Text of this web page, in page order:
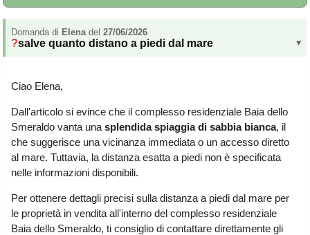
Domanda di Elenadel 27/06/2026
salve quanto distano a piedi dal mare ▸
Ciao Elena,
Dall'articolo si evince che il complesso residenziale Baia dello
Smeraldo vanta una splendida spiaggia di sabbia bianca, il
che suggerisce una vicinanza immediata o un accesso diretto
al mare. Tuttavia, la distanza esatta a piedi non è specificata
nelle informazioni disponibili.
Per ottenere dettagli precisi sulla distanza a piedi dal mare per
le proprietà in vendita all'interno del complesso residenziale
Baia dello Smeraldo, ti consiglio di contattare direttamente gli
Campania(364)
Friuli - Venezia Giulia
Lazio(318)
Liguria(190)
Lombardia(177)
Marche(242)
Molise (38)